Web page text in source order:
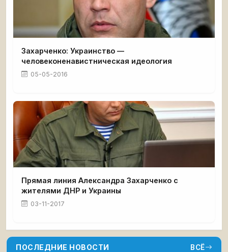
Захарченко: Украинство —
человеконенавистническая идеология
05-05-2016
Прямая линия Александра Захарченко с
жителями ДНР и Украины
03-11-2017
ПОСЛЕДНИЕ НОВОСТИ ВСЁ